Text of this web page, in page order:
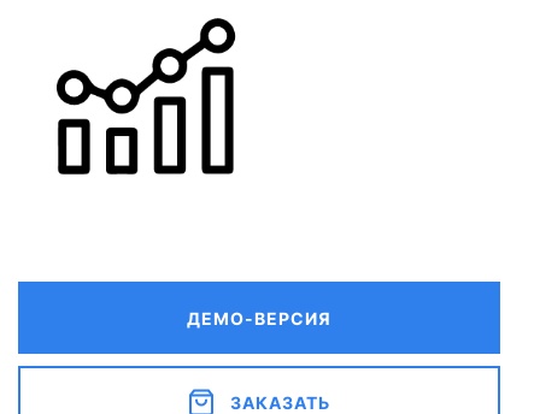
ДЕМО-ВЕРСИЯ
ЗАКАЗАТЬ